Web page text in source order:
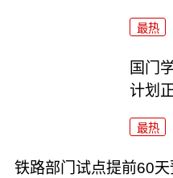
最热
国门
计划
最热
铁路部门试点提前60